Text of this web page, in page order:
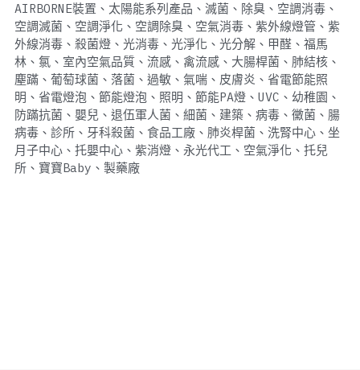
AIRBORNE裝置、太陽能系列產品、滅菌、除臭、空調消毒、
空調滅菌、空調淨化、空調除臭、空氣消毒、紫外線燈管、紫
外線消毒、殺菌燈、光消毒、光淨化、光分解、甲醛、福馬
林、氯、室內空氣品質、流感、禽流感、大腸桿菌、肺結核、
塵蹣、葡萄球菌、落菌、過敏、氣喘、皮膚炎、省電節能照
明、省電燈泡、節能燈泡、照明、節能PA燈、UVC、幼稚園、
防蹣抗菌、嬰兒、退伍軍人菌、細菌、建築、病毒、黴菌、腸
病毒、診所、牙科殺菌、食品工廠、肺炎桿菌、洗腎中心、坐
月子中心、托嬰中心、紫消燈、永光代工、空氣淨化、托兒
所、寶寶Baby、製藥廠